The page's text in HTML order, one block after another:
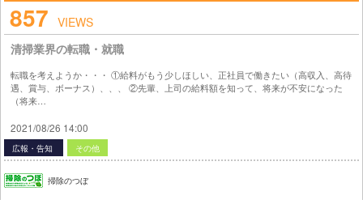
857 VIEWS
清掃業界の転職・就職
転職を考えようか・・・ ①給料がもう少しほしい、正社員で働きたい（高収入、高待
遇、賞与、ボーナス）、、、 ②先輩、上司の給料額を知って、将来が不安になった
（将来…
2021/08/26 14:00
広報・告知 その他
掃除のつぼ